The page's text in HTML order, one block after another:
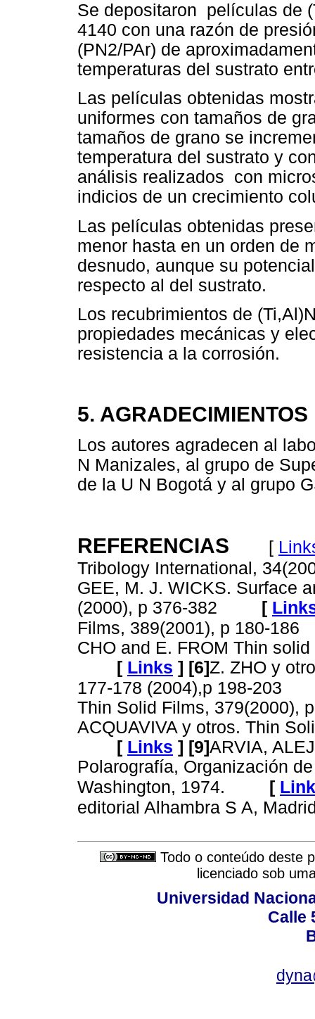
Se depositaron películas de
4140 con una razón de
(PN2/PAr) de
temperaturas del sustrato
Las películas obtenidas
uniformes con tamaños de
tamaños de grano se
temperatura del sustrato y
análisis realizados con
indicios de un crecimiento
Las películas obtenidas
menor hasta en un orden de
desnudo, aunque su
respecto al del sustrato.
Los recubrimientos de
propiedades mecánicas y
resistencia a la corrosión.
5. AGRADECIMIENTOS
Los autores agradecen al
N Manizales, al grupo de
de la U N Bogotá y al grupo
REFERENCIAS [
Tribology International,
GEE, M. J. WICKS. Surface
(2000), p 376-382
[
Films, 389(2001), p 180-186
CHO and E. FROM Thin
[ Links ] [6]Z. ZHO y
177-178 (2004),p 198-203
Thin Solid Films, 379(2000),
ACQUAVIVA y otros. Thin
[ Links ] [9]ARVIA,
Polarografía, Organización
Washington, 1974.
[
editorial Alhambra S A,
Todo o conteúdo deste
licenciado sob
Universidad
Calle